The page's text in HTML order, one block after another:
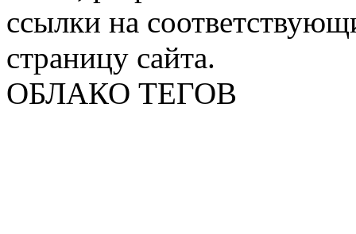
ссылки на
страницу сайта.
ОБЛАКО ТЕГОВ